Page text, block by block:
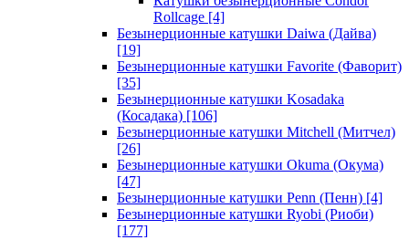
Rollcage [4]
Безынерционные катушки Daiwa (Дайва)
[19]
Безынерционные катушки Favorite (Фаворит)
[35]
Безынерционные катушки Kosadaka
(Косадака) [106]
Безынерционные катушки Mitchell (Митчел)
[26]
Безынерционные катушки Okuma (Окума)
[47]
Безынерционные катушки Penn (Пенн) [4]
Безынерционные катушки Ryobi (Риоби)
[177]